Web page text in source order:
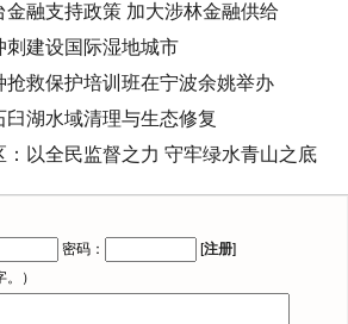
金融支持政策 加大涉林金融供给
刺建设国际湿地城市
抢救保护培训班在宁波余姚举办
湖水域清理与生态修复
以全民监督之力 守牢绿水青山之底
密码： [注册]
）